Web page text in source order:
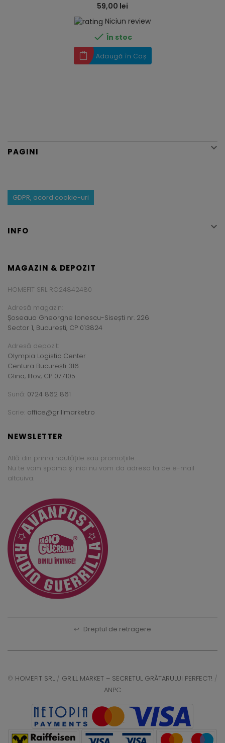
59,00 lei
Niciun review
 În stoc
Adaugă în Coș
PAGINI 
GDPR, acord cookie-uri
INFO 
MAGAZIN & DEPOZIT
HOMEFIT SRL RO24842480
Adresă magazin:
Șoseaua Gheorghe Ionescu-Sisești nr. 226
Sector 1, București, CP 013824
Adresă depozit:
Olympia Logistic Center
Centura București 316
Glina, Ilfov, CP 077105
Sună: 0724 862 861
Scrie: office@grillmarket.ro
NEWSLETTER
Află din prima noutățile sau promoțiile.
Nu te vom spama și nici nu vom da adresa ta de e-mail
altcuiva.
↩ Dreptul de retragere
© HOMEFIT SRL / GRILL MARKET – SECRETUL GRĂTARULUI PERFECT! /
ANPC